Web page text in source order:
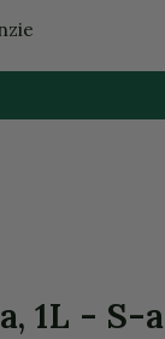
1L - S-